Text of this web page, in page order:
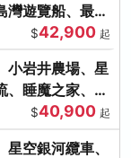
灣遊覽船、最上
$42,900 起
小岩井農場、星
、睡魔之家、朱
$40,900 起
空銀河纜車、